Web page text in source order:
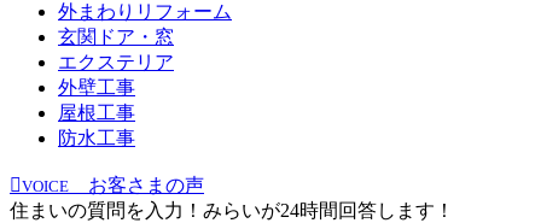
外まわりリフォーム
玄関ドア・窓
エクステリア
外壁工事
屋根工事
防水工事
VOICE
お客さまの声
住まいの質問を入力！みらいが24時間回答します！